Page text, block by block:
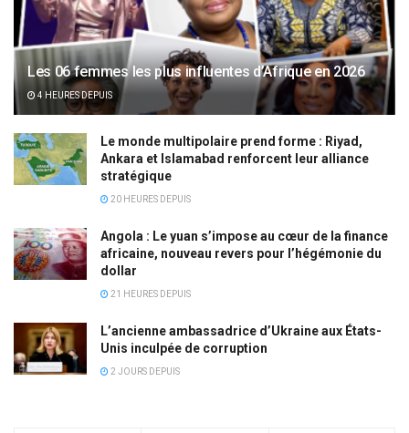
Les 06 femmes les plus influentes d’Afrique en 2026
4 HEURES DEPUIS
Le monde multipolaire prend forme : Riyad,
Ankara et Islamabad renforcent leur alliance
stratégique
20 HEURES DEPUIS
Angola : Le yuan s’impose au cœur de la finance
africaine, nouveau revers pour l’hégémonie du
dollar
21 HEURES DEPUIS
L’ancienne ambassadrice d’Ukraine aux États-
Unis inculpée de corruption
2 JOURS DEPUIS